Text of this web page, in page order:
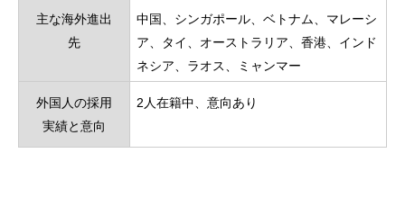
主な海外進出
先
中国、シンガポール、ベトナム、マレーシ
ア、タイ、オーストラリア、香港、インド
ネシア、ラオス、ミャンマー
外国人の採用
実績と意向
2人在籍中、意向あり